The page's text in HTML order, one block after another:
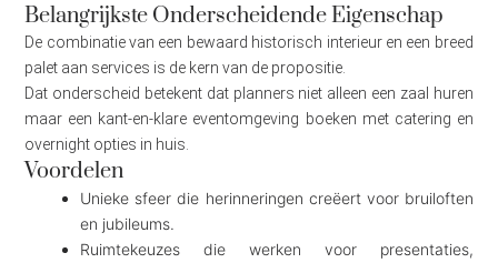
Belangrijkste Onderscheidende Eigenschap
De combinatie van een bewaard historisch interieur en een breed
palet aan services is de kern van de propositie.
Dat onderscheid betekent dat planners niet alleen een zaal huren
maar een kant-en-klare eventomgeving boeken met catering en
overnight opties in huis.
Voordelen
Unieke sfeer die herinneringen creëert voor bruiloften
en jubileums.
Ruimtekeuzes die werken voor presentaties,